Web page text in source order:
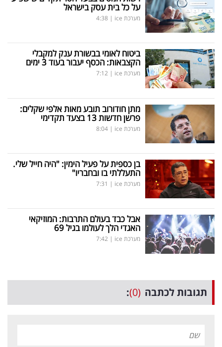
על כל בית עסק בישראל
מערכת ice |
4:38
ביטוח לאומי בבשורת ענק למקבלי
הקצבאות: הכסף יעבור בעוד 3 ימים
מערכת ice |
7:12
מתן חודורוב תובע מאות אלפי שקלים:
פרשן חדשות 13 בצעד תקדימי
מערכת ice |
8:04
בן כספית על פעיל הימין: "היה חייל שלי.
התעללתי בו ובחבריו"
מערכת ice |
7:31
אבל כבד בעולם התרבות: המוזיקאי
האגדי הלך לעולמו בגיל 69
מערכת ice |
7:42
תגובות לכתבה (0)
: